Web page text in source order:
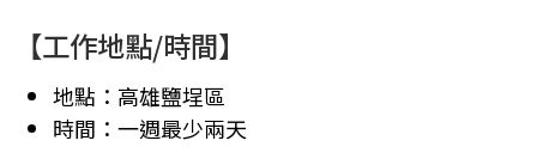
React 實戰影音
課程
使用 gulp 進行網
【工作地點/時間】
地點：高雄鹽埕區
時間：一週最少兩天